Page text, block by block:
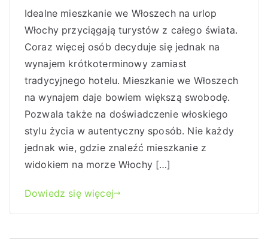
Idealne mieszkanie we Włoszech na urlop
Włochy przyciągają turystów z całego świata.
Coraz więcej osób decyduje się jednak na
wynajem krótkoterminowy zamiast
tradycyjnego hotelu. Mieszkanie we Włoszech
na wynajem daje bowiem większą swobodę.
Pozwala także na doświadczenie włoskiego
stylu życia w autentyczny sposób. Nie każdy
jednak wie, gdzie znaleźć mieszkanie z
widokiem na morze Włochy […]
Dowiedz się więcej